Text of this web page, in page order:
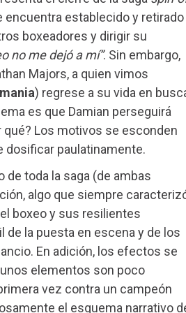
encuentra establecido y retirado
boxeadores y dirigir su
no me dejó a mí”. Sin embargo,
Majors, a quien vimos
) regrese a su vida en
es que Damian perseguirá
qué? Los motivos se esconden
dosificar paulatinamente.
toda la saga (de ambas
algo que siempre
boxeo y sus resilientes
la puesta en escena y de los
En adición, los efectos se
elementos son poco
vez contra un campeón
el esquema narrativo